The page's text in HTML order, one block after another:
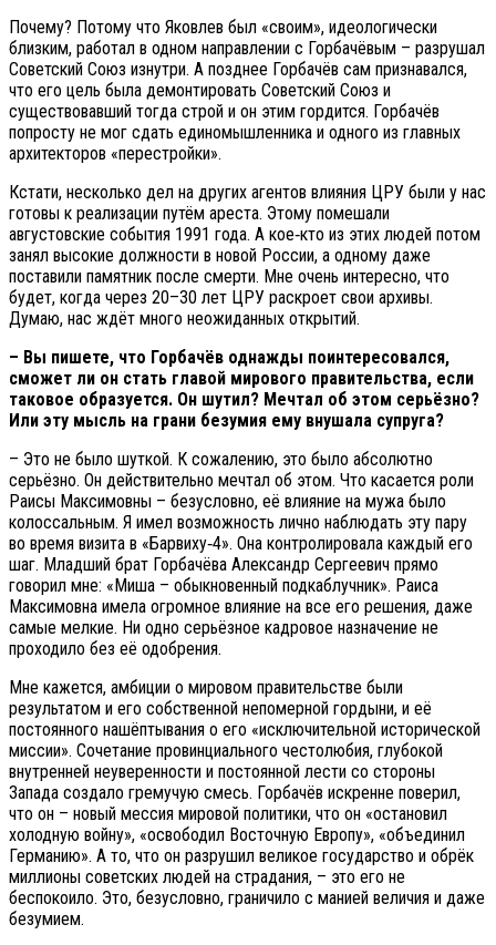
Почему? Потому что Яковлев был «своим», идеологически
близким, работал в одном направлении с Горбачёвым – разрушал
Советский Союз изнутри. А позднее Горбачёв сам признавался,
что его цель была демонтировать Советский Союз и
существовавший тогда строй и он этим гордится. Горбачёв
попросту не мог сдать единомышленника и одного из главных
архитекторов «перестройки».
Кстати, несколько дел на других агентов влияния ЦРУ были у нас
готовы к реализации путём ареста. Этому помешали
августовские события 1991 года. А кое‑кто из этих людей потом
занял высокие должности в новой России, а одному даже
поставили памятник после смерти. Мне очень интересно, что
будет, когда через 20–30 лет ЦРУ раскроет свои архивы.
Думаю, нас ждёт много неожиданных открытий.
– Вы пишете, что Горбачёв однажды поинтересовался,
сможет ли он стать главой мирового правительства, если
таковое образуется. Он шутил? Мечтал об этом серьёзно?
Или эту мысль на грани безумия ему внушала супруга?
– Это не было шуткой. К сожалению, это было абсолютно
серьёзно. Он действительно мечтал об этом. Что касается роли
Раисы Максимовны – безусловно, её влияние на мужа было
колоссальным. Я имел возможность лично наблюдать эту пару
во время визита в «Барвиху‑4». Она контролировала каждый его
шаг. Младший брат Горбачёва Александр Сергеевич прямо
говорил мне: «Миша – обыкновенный подкаблучник». Раиса
Максимовна имела огромное влияние на все его решения, даже
самые мелкие. Ни одно серьёзное кадровое назначение не
проходило без её одобрения.
Мне кажется, амбиции о мировом правительстве были
результатом и его собственной непомерной гордыни, и её
постоянного нашёптывания о его «исключительной исторической
миссии». Сочетание провинциального честолюбия, глубокой
внутренней неуверенности и постоянной лести со стороны
Запада создало гремучую смесь. Горбачёв искренне поверил,
что он – новый мессия мировой политики, что он «остановил
холодную войну», «освободил Восточную Европу», «объединил
Германию». А то, что он разрушил великое государство и обрёк
миллионы советских людей на страдания, – это его не
беспокоило. Это, безусловно, граничило с манией величия и даже
безумием.